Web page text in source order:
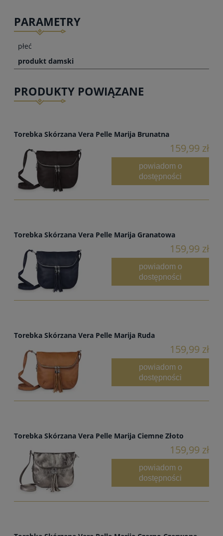
PARAMETRY
płeć
produkt damski
PRODUKTY POWIĄZANE
Torebka Skórzana Vera Pelle Marija Brunatna
159,99 zł
powiadom o
dostępności
Torebka Skórzana Vera Pelle Marija Granatowa
159,99 zł
powiadom o
dostępności
Torebka Skórzana Vera Pelle Marija Ruda
159,99 zł
powiadom o
dostępności
Torebka Skórzana Vera Pelle Marija Ciemne Złoto
159,99 zł
powiadom o
dostępności